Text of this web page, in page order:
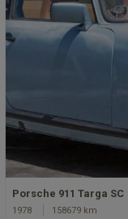
Porsche 911 Targa SC
1978 158679 km